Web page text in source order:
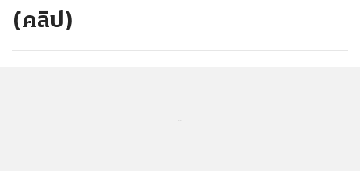
(คลิป)